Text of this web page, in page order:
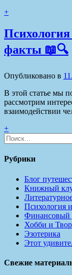
+
факты 📖🔍
Опубликовано в
В этой статье мы
рассмотрим
взаимодействии
+
Найти:
Рубрики
Блог
Книжный
Психология
Финансовый
Хобби и
Эзотерика
Этот
Свежие